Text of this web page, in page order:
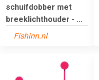
schuifdobber met
breeklichthouder - ...
Fishinn.nl